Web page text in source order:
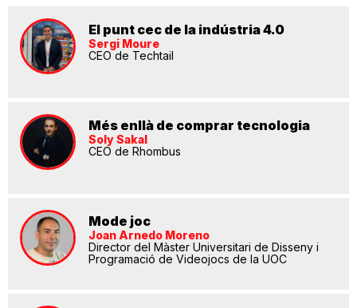
El punt cec de la indústria 4.0
Sergi Moure
CEO de Techtail
Més enllà de comprar tecnologia
Soly Sakal
CEO de Rhombus
Mode joc
Joan Arnedo Moreno
Director del Màster Universitari de Disseny i
Programació de Videojocs de la UOC